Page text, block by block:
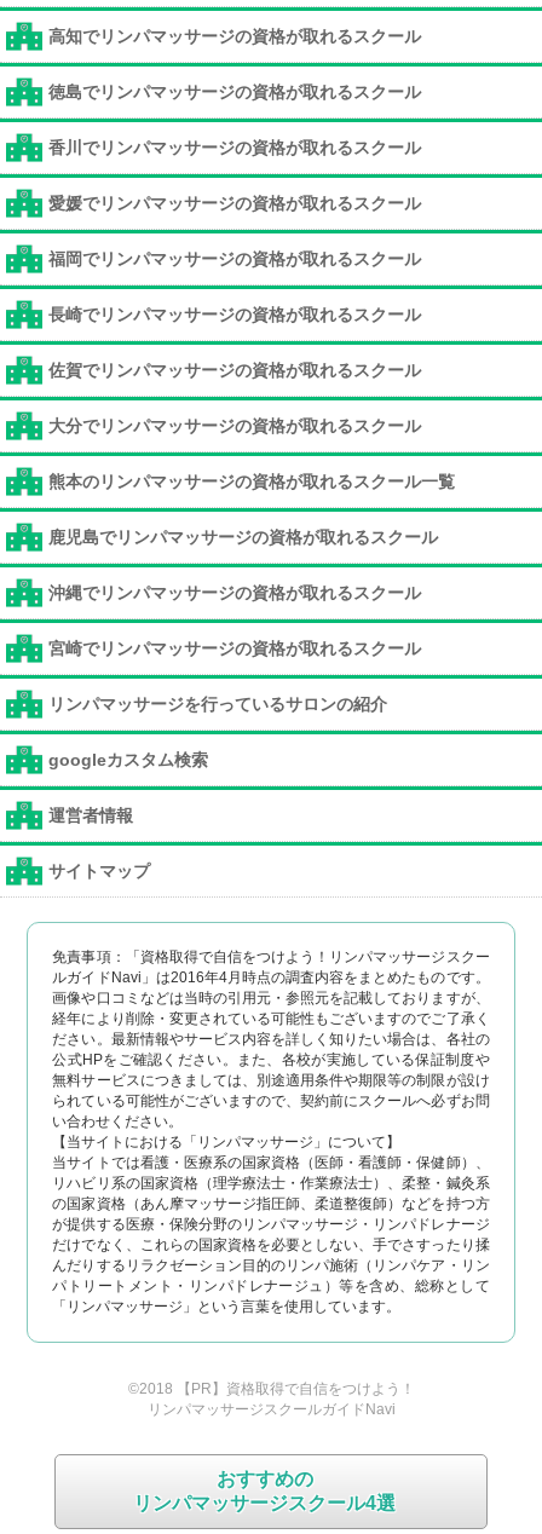
おすすめの
リンパマッサージスクール4選
高知でリンパマッサージの資格が取れるスクール
徳島でリンパマッサージの資格が取れるスクール
香川でリンパマッサージの資格が取れるスクール
愛媛でリンパマッサージの資格が取れるスクール
福岡でリンパマッサージの資格が取れるスクール
長崎でリンパマッサージの資格が取れるスクール
佐賀でリンパマッサージの資格が取れるスクール
大分でリンパマッサージの資格が取れるスクール
熊本のリンパマッサージの資格が取れるスクール一覧
鹿児島でリンパマッサージの資格が取れるスクール
沖縄でリンパマッサージの資格が取れるスクール
宮崎でリンパマッサージの資格が取れるスクール
リンパマッサージを行っているサロンの紹介
googleカスタム検索
運営者情報
サイトマップ
免責事項：「資格取得で自信をつけよう！リンパマッサージスクー
ルガイドNavi」は2016年4月時点の調査内容をまとめたものです。
画像や口コミなどは当時の引用元・参照元を記載しておりますが、
経年により削除・変更されている可能性もございますのでご了承く
ださい。最新情報やサービス内容を詳しく知りたい場合は、各社の
公式HPをご確認ください。また、各校が実施している保証制度や
無料サービスにつきましては、別途適用条件や期限等の制限が設け
られている可能性がございますので、契約前にスクールへ必ずお問
い合わせください。
【当サイトにおける「リンパマッサージ」について】
当サイトでは看護・医療系の国家資格（医師・看護師・保健師）、
リハビリ系の国家資格（理学療法士・作業療法士）、柔整・鍼灸系
の国家資格（あん摩マッサージ指圧師、柔道整復師）などを持つ方
が提供する医療・保険分野のリンパマッサージ・リンパドレナージ
だけでなく、これらの国家資格を必要としない、手でさすったり揉
んだりするリラクゼーション目的のリンパ施術（リンパケア・リン
パトリートメント・リンパドレナージュ）等を含め、総称として
「リンパマッサージ」という言葉を使用しています。
©2018
資格取得で自信をつけよう！
リンパマッサージスクールガイドNavi